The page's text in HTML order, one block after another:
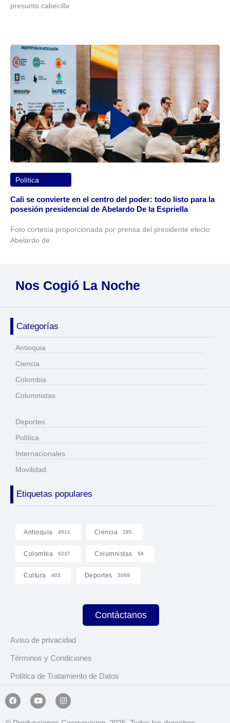
presunto cabecilla
Política
Cali se convierte en el centro del poder: todo listo para la
posesión presidencial de Abelardo De la Espriella
Foto cortesía proporcionada por prensa del presidente electo
Abelardo de
Nos Cogió La Noche
Categorías
Antioquia
Ciencia
Colombia
Columnistas
Deportes
Política
Internacionales
Movilidad
Etiquetas populares
Antioquia 4511 Ciencia 285
Colombia 6237 Columnistas 58
Cultura 403 Deportes 3069
Contáctanos
Aviso de privacidad
Términos y Condiciones
Política de Tratamiento de Datos